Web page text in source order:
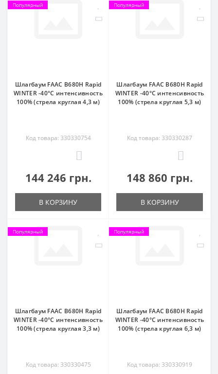
Популярный
Шлагбаум FAAC B680H Rapid
WINTER -40°C интенсивность
100% (стрела круглая 4,3 м)
Код товара: 330330754
144 246 грн.
В КОРЗИНУ
Популярный
Шлагбаум FAAC B680H Rapid
WINTER -40°C интенсивность
100% (стрела круглая 5,3 м)
Код товара: 330330287
148 860 грн.
В КОРЗИНУ
Популярный
Шлагбаум FAAC B680H Rapid
WINTER -40°C интенсивность
100% (стрела круглая 3,3 м)
Код товара: 330330475
Популярный
Шлагбаум FAAC B680H Rapid
WINTER -40°C интенсивность
100% (стрела круглая 6,3 м)
Код товара: 330330919